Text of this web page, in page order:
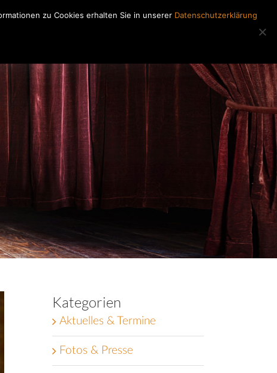
Kategorien
Aktuelles & Termine
Fotos & Presse
zu Cookies erhalten Sie in unserer Datenschutzerklärung